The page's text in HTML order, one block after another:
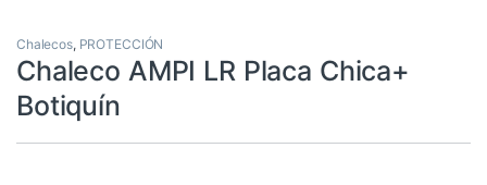
Chalecos, PROTECCIÓN
Chaleco AMPI LR Placa Chica+
Botiquín